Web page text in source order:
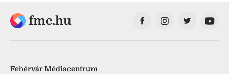
fmc.hu
Fehérvár Médiacentrum